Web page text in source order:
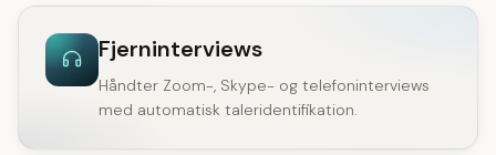
Fjerninterviews
Håndter Zoom-, Skype- og telefoninterviews
med automatisk taleridentifikation.